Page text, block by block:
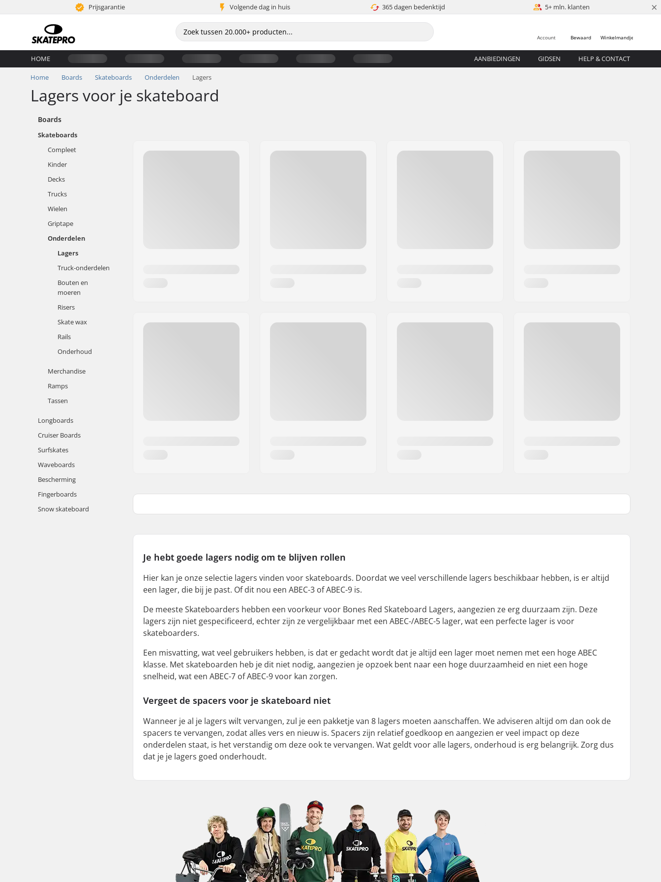
Prijsgarantie Volgende dag in huis 365 dagen bedenktijd 5+ mln. klanten ×
Winkelmandje
Bewaard
Account
HOME AANBIEDINGEN GIDSEN HELP & CONTACT
Home Boards Skateboards Onderdelen Lagers
Lagers voor je skateboard
Boards
Skateboards
Compleet
Kinder
Decks
Trucks
Wielen
Griptape
Onderdelen
Lagers
Truck-onderdelen
Bouten en
moeren
Risers
Skate wax
Rails
Onderhoud
Merchandise
Ramps
Tassen
Longboards
Cruiser Boards
Surfskates
Waveboards
Bescherming
Fingerboards
Snow skateboard
Je hebt goede lagers nodig om te blijven rollen
Hier kan je onze selectie lagers vinden voor skateboards. Doordat we veel verschillende lagers beschikbaar hebben, is er altijd
een lager, die bij je past. Of dit nou een ABEC-3 of ABEC-9 is.
De meeste Skateboarders hebben een voorkeur voor Bones Red Skateboard Lagers, aangezien ze erg duurzaam zijn. Deze
lagers zijn niet gespecificeerd, echter zijn ze vergelijkbaar met een ABEC-/ABEC-5 lager, wat een perfecte lager is voor
skateboarders.
Een misvatting, wat veel gebruikers hebben, is dat er gedacht wordt dat je altijd een lager moet nemen met een hoge ABEC
klasse. Met skateboarden heb je dit niet nodig, aangezien je opzoek bent naar een hoge duurzaamheid en niet een hoge
snelheid, wat een ABEC-7 of ABEC-9 voor kan zorgen.
Vergeet de spacersvoor je skateboard niet
Wanneer je al je lagers wilt vervangen, zul je een pakketje van 8 lagers moeten aanschaffen. We adviseren altijd om dan ook de
spacers te vervangen, zodat alles vers en nieuw is. Spacers zijn relatief goedkoop en aangezien er veel impact op deze
onderdelen staat, is het verstandig om deze ook te vervangen. Wat geldt voor alle lagers, onderhoud is erg belangrijk. Zorg dus
dat je je lagers goed onderhoudt.